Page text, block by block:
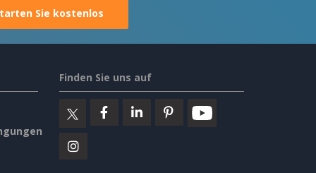
Sie kostenlos
Finden Sie uns auf